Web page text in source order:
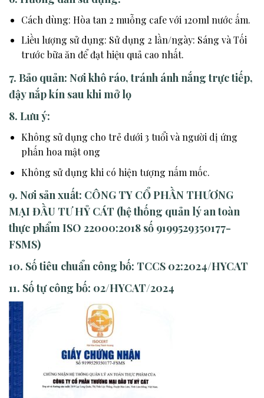
Cách dùng: Hòa tan 2 muỗng cafe với 120ml nước ấm.
Liều lượng sử dụng: Sử dụng 2 lần/ngày: Sáng và Tối
trước bữa ăn để đạt hiệu quả cao nhất.
7. Bảo quản: Nơi khô ráo, tránh ánh nắng trực tiếp,
đậy nắp kín sau khi mở lọ
8. Lưu ý:
Không sử dụng cho trẻ dưới 3 tuổi và người dị ứng
phấn hoa mật ong
Không sử dụng khi có hiện tượng nấm mốc.
9. Nơi sản xuất: CÔNG TY CỔ PHẦN THƯƠNG
MẠI ĐẦU TƯ HỶ CÁT (hệ thống quản lý an toàn
thực phẩm ISO 22000:2018 số 9199529350177-
FSMS)
10. Số tiêu chuẩn công bố: TCCS 02:2024/HYCAT
11. Số tự công bố: 02/HYCAT/2024